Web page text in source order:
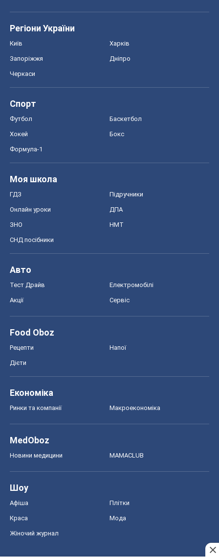
Регіони України
Київ Харків
Запоріжжя Дніпро
Черкаси
Спорт
Футбол Баскетбол
Хокей Бокс
Формула-1
Моя школа
ГДЗ Підручники
Онлайн уроки ДПА
ЗНО НМТ
СНД посібники
Авто
Тест Драйв Електромобілі
Акції Сервіс
Food Oboz
Рецепти Напої
Дієти
Економіка
Ринки та компанії Макроекономіка
MedOboz
Новини медицини MAMACLUB
Шоу
Афіша Плітки
Краса Мода
Жіночий журнал